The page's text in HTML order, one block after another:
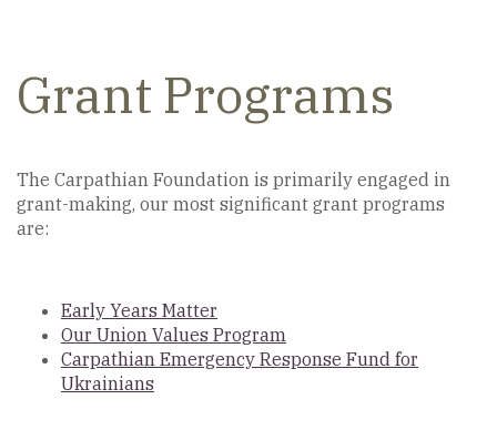
Grant Programs
The Carpathian Foundation is primarily engaged in
grant-making, our most significant grant programs
are:
Early Years Matter
Our Union Values Program
Carpathian Emergency Response Fund for
Ukrainians